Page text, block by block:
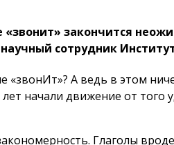
закончится
сотрудник
А ведь в этом
начали движение от
Глаголы